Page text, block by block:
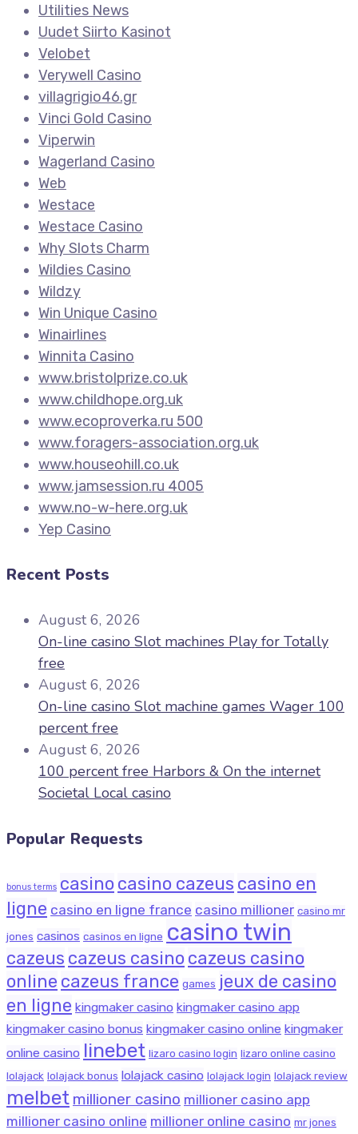
Utilities News
Uudet Siirto Kasinot
Velobet
Verywell Casino
villagrigio46.gr
Vinci Gold Casino
Viperwin
Wagerland Casino
Web
Westace
Westace Casino
Why Slots Charm
Wildies Casino
Wildzy
Win Unique Casino
Winairlines
Winnita Casino
www.bristolprize.co.uk
www.childhope.org.uk
www.ecoproverka.ru 500
www.foragers-association.org.uk
www.houseohill.co.uk
www.jamsession.ru 4005
www.no-w-here.org.uk
Yep Casino
Recent Posts
August 6, 2026
On-line casino Slot machines Play for Totally
free
August 6, 2026
On-line casino Slot machine games Wager 100
percent free
August 6, 2026
100 percent free Harbors & On the internet
Societal Local casino
Popular Requests
bonus terms casino casino cazeus casino en
ligne casino en ligne france casino millioner casino mr
jones casinos casinos en ligne casino twin
cazeus cazeus casino cazeus casino
online cazeus france games jeux de casino
en ligne kingmaker casino kingmaker casino app
kingmaker casino bonus kingmaker casino online kingmaker
online casino linebet lizaro casino login lizaro online casino
lolajack lolajack bonus lolajack casino lolajack login lolajack review
melbet millioner casino millioner casino app
millioner casino online millioner online casino mr jones